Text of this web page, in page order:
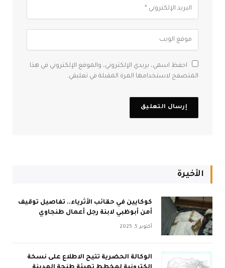
احفظ اسمي، بريدي الإلكتروني، والموقع الإلكتروني في هذا
المتصفح لاستخدامها المرة المقبلة في تعليقي.
الأخيرة
كوكايين في حقائب الأثرياء.. تفاصيل توقيف
أمن أبوظبي لابنة رجل أعمال طنجاوي
أكتوبر 5, 2025
الوكالة الحضرية تتيح الاطلاع على نسخة